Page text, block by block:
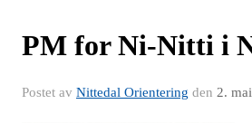
PM for Ni-Nitti i
Postet av Nittedal Orientering den 2.